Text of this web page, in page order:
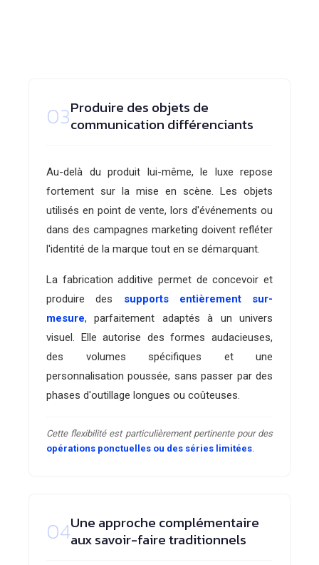
03Produire des objets de
communication différenciants
Au-delà du produit lui-même, le luxe repose
fortement sur la mise en scène. Les objets
utilisés en point de vente, lors d'événements ou
dans des campagnes marketing doivent refléter
l'identité de la marque tout en se démarquant.
La fabrication additive permet de concevoir et
produire des supports entièrement sur-
mesure, parfaitement adaptés à un univers
visuel. Elle autorise des formes audacieuses,
des volumes spécifiques et une
personnalisation poussée, sans passer par des
phases d'outillage longues ou coûteuses.
Cette flexibilité est particulièrement pertinente pour des
opérations ponctuelles ou des séries limitées.
04Une approche complémentaire
aux savoir-faire traditionnels